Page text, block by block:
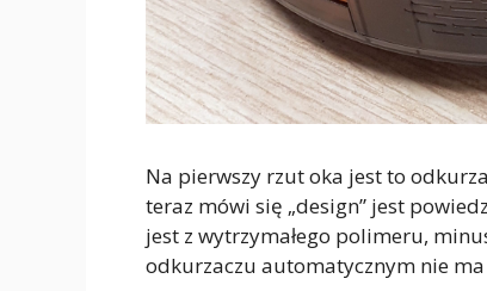
Na pierwszy rzut oka jest to
teraz mówi się „design” jest
jest z wytrzymałego polimeru,
odkurzaczu automatycznym nie